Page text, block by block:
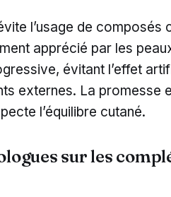
l’usage de composés
apprécié par les
évitant l’effet
externes. La promesse
l’équilibre cutané.
sur les